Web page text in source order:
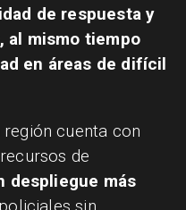
de respuesta y
al mismo tiempo
en áreas de difícil
cuenta con
de
despliegue más
sin